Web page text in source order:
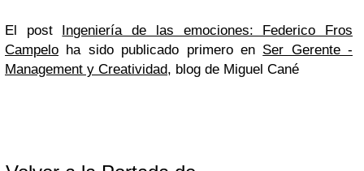
El post Ingeniería de las emociones: Federico Fros
Campelo ha sido publicado primero en Ser Gerente -
Management y Creatividad, blog de Miguel Cané